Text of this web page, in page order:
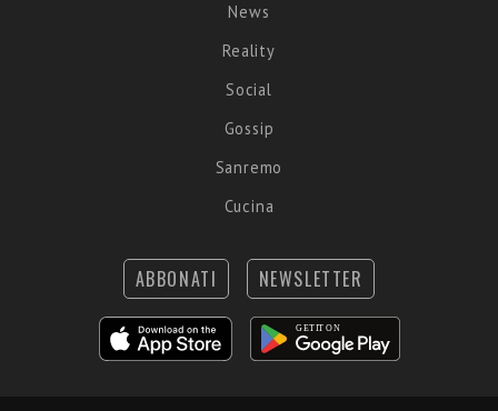
News
Reality
Social
Gossip
Sanremo
Cucina
ABBONATI NEWSLETTER